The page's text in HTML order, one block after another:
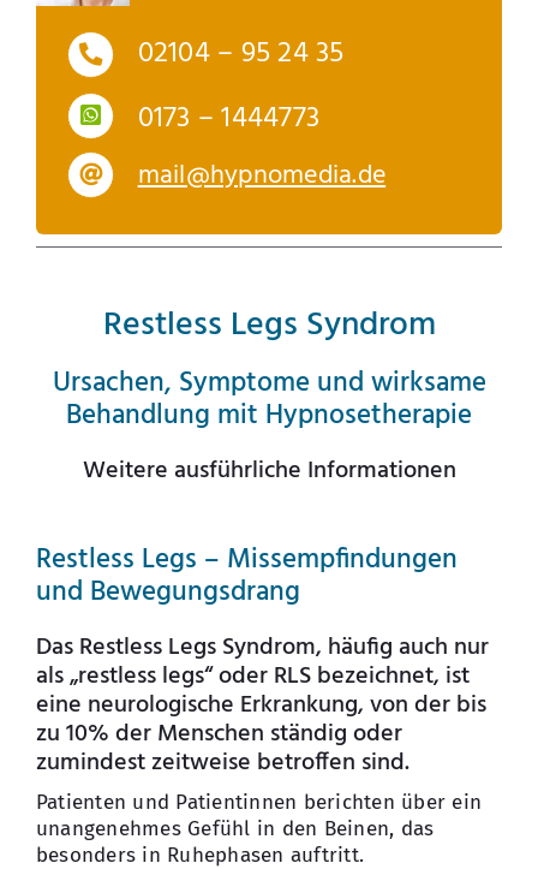
02104 – 95 24 35
0173 – 1444773
mail@hypnomedia.de
Restless Legs Syndrom
Ursachen, Symptome und wirksame
Behandlung mit Hypnosetherapie
Weitere ausführliche Informationen
Restless Legs – Missempfindungen
und Bewegungsdrang
Das Restless Legs Syndrom, häufig auch nur
als „restless legs“ oder RLS bezeichnet, ist
eine neurologische Erkrankung, von der bis
zu 10% der Menschen ständig oder
zumindest zeitweise betroffen sind.
Patienten und Patientinnen berichten über ein
unangenehmes Gefühl in den Beinen, das
besonders in Ruhephasen auftritt.